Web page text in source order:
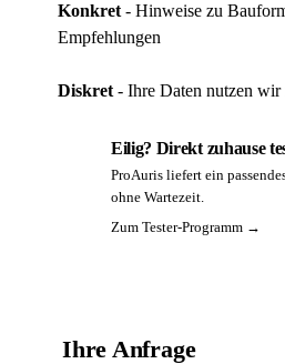
Konkret - Hinweise zu
Empfehlungen
Diskret - Ihre Daten nutzen
Eilig? Direkt zuhause
ProAuris liefert ein
ohne Wartezeit.
Zum Tester-Programm →
Ihre Anfrage